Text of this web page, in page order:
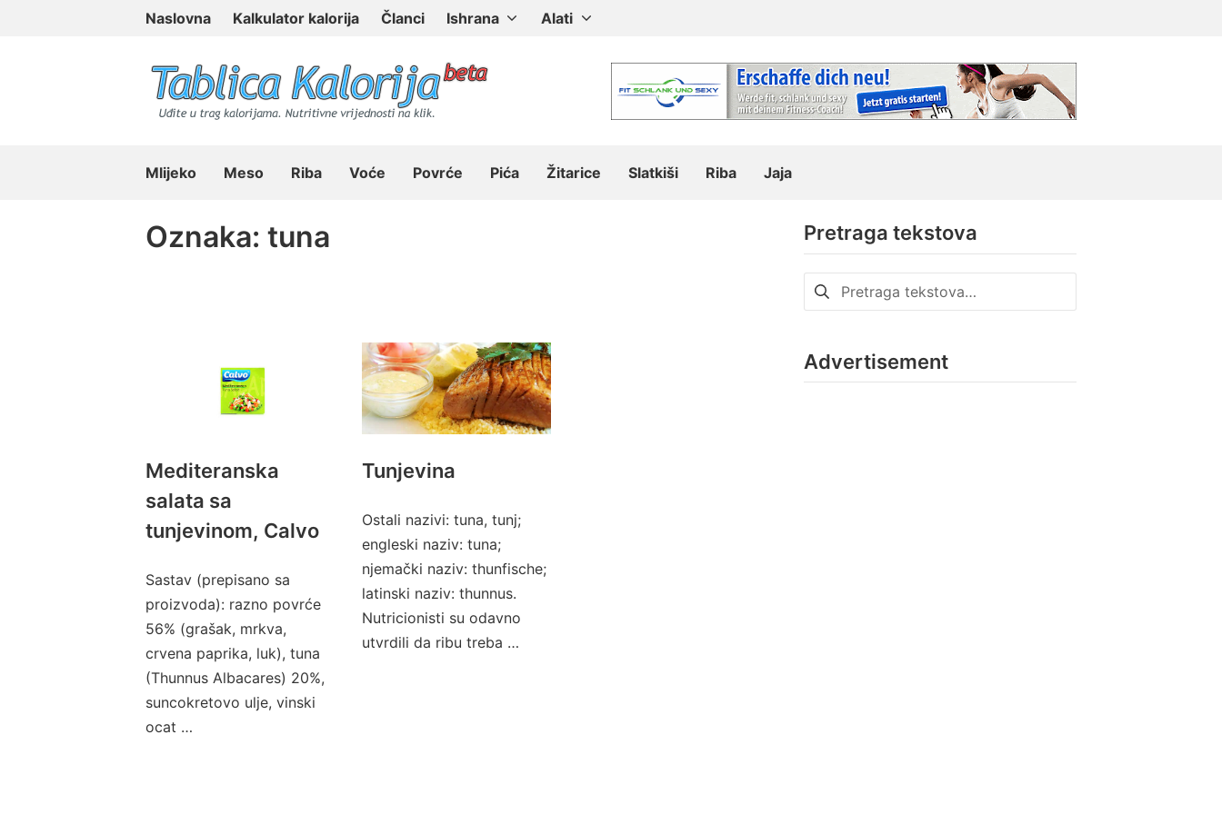
Naslovna Kalkulator kalorija Članci Ishrana Alati
Mlijeko Meso Riba Voće Povrće Pića Žitarice Slatkiši Riba Jaja
Oznaka: tuna
Mediteranska
salata sa
tunjevinom, Calvo
Sastav (prepisano sa
proizvoda): razno povrće
56% (grašak, mrkva,
crvena paprika, luk), tuna
(Thunnus Albacares) 20%,
suncokretovo ulje, vinski
ocat …
Tunjevina
Ostali nazivi: tuna, tunj;
engleski naziv: tuna;
njemački naziv: thunfische;
latinski naziv: thunnus.
Nutricionisti su odavno
utvrdili da ribu treba …
Pretraga tekstova
Pretraga
za:
Advertisement